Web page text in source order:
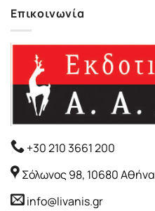
Επικοινωνία
+30 210 3661 200
Σόλωνος 98, 10680 Αθήνα
info@livanis.gr